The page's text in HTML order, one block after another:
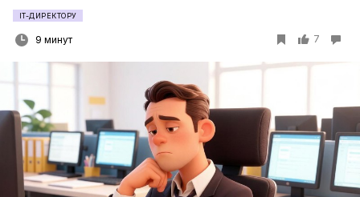
IT-ДИРЕКТОРУ
9 минут 7